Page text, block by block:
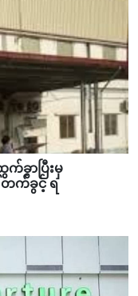
က်ခွာပြီးမှ
တက်ခွင့် ရ